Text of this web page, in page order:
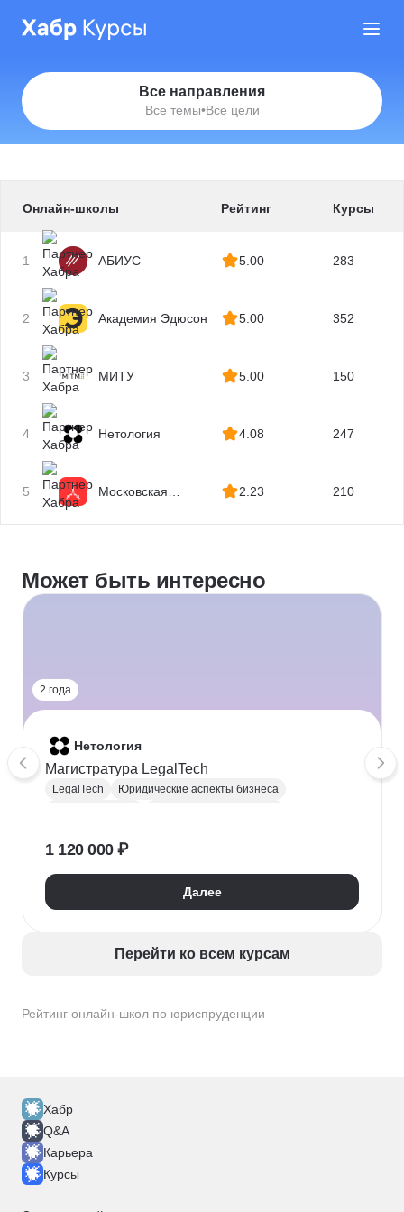
Все направления
Все темы•Все цели
Рейтинг онлайн-школ по юриспруденции
Онлайн-школы Рейтинг Курсы
1 АБИУС 5.00 283
2 Академия Эдюсон 5.00 352
3 МИТУ 5.00 150
4 Нетология 4.08 247
5
Московская
2.23 210
Может быть интересно
2 года
Нетология
Магистратура LegalTech
LegalTech
Юридические аспекты бизнеса
Управление проектами
Защита интеллектуальной собственности
Искусственный интеллект
1 120 000 ₽
Далее
Перейти ко всем курсам
Хабр
Q&A
Карьера
Курсы